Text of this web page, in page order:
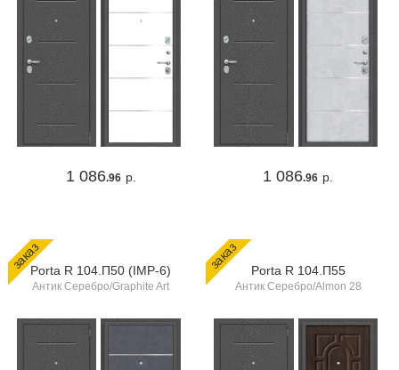
1 086.96 р. 1 086.96 р.
заказPorta R 104.П50 (IMP-6)
Антик Серебро/Graphite Art
заказ Porta R 104.П55
Антик Серебро/Almon 28